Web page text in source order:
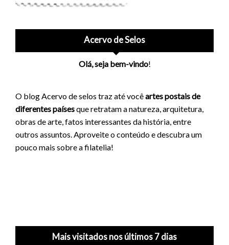
Acervo de Selos
Olá, seja bem-vindo!
O blog Acervo de selos traz até vocêartes postais de
diferentes paísesque retratam a natureza, arquitetura,
obras de arte, fatos interessantes da história, entre
outros assuntos. Aproveite o conteúdo e descubra um
pouco mais sobre a filatelia!
Mais visitados nos últimos 7 dias